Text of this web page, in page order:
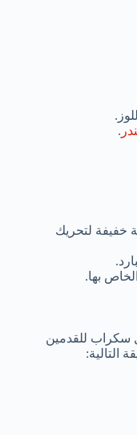
.
خفيفة لتحريك
بها.
سكراب للقدمين
التالية: